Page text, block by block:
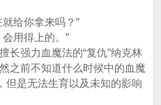
给你拿来吗？”
用得上的。”
强力血魔法的“复仇”纳克林
之前不知道什么时候中的血魔
但是无法生育以及未知的影响